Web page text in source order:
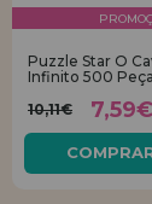
EM
quero me
novo
Ao criar uma
compras
pedidos e
Vá em frente!
Puzzle Star O
Infinito 500
10,11€
7,59€